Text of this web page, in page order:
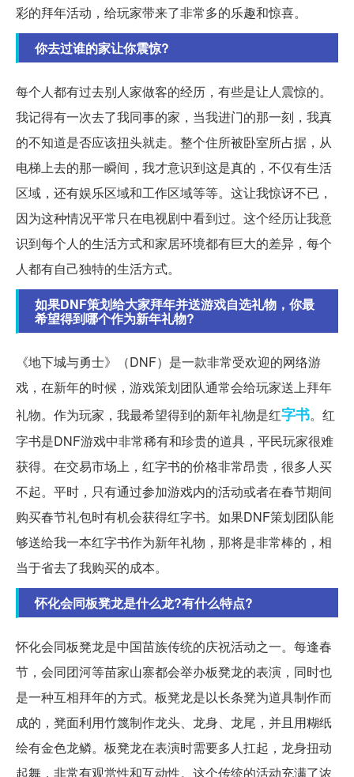
彩的拜年活动，给玩家带来了非常多的乐趣和惊喜。
你去过谁的家让你震惊?
每个人都有过去别人家做客的经历，有些是让人震惊的。
我记得有一次去了我同事的家，当我进门的那一刻，我真
的不知道是否应该扭头就走。整个住所被卧室所占据，从
电梯上去的那一瞬间，我才意识到这是真的，不仅有生活
区域，还有娱乐区域和工作区域等等。这让我惊讶不已，
因为这种情况平常只在电视剧中看到过。这个经历让我意
识到每个人的生活方式和家居环境都有巨大的差异，每个
人都有自己独特的生活方式。
如果DNF策划给大家拜年并送游戏自选礼物，你最
希望得到哪个作为新年礼物?
《地下城与勇士》（DNF）是一款非常受欢迎的网络游
戏，在新年的时候，游戏策划团队通常会给玩家送上拜年
礼物。作为玩家，我最希望得到的新年礼物是红字书。红
字书是DNF游戏中非常稀有和珍贵的道具，平民玩家很难
获得。在交易市场上，红字书的价格非常昂贵，很多人买
不起。平时，只有通过参加游戏内的活动或者在春节期间
购买春节礼包时有机会获得红字书。如果DNF策划团队能
够送给我一本红字书作为新年礼物，那将是非常棒的，相
当于省去了我购买的成本。
怀化会同板凳龙是什么龙?有什么特点?
怀化会同板凳龙是中国苗族传统的庆祝活动之一。每逢春
节，会同团河等苗家山寨都会举办板凳龙的表演，同时也
是一种互相拜年的方式。板凳龙是以长条凳为道具制作而
成的，凳面利用竹篾制作龙头、龙身、龙尾，并且用糊纸
绘有金色龙鳞。板凳龙在表演时需要多人扛起，龙身扭动
起舞，非常有观赏性和互动性。这个传统的活动充满了浓